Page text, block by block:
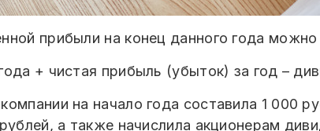
прибыли на конец данного года можно
+ чистая прибыль (убыток) за год –
на начало года составила 1 000
а также начислила акционерам